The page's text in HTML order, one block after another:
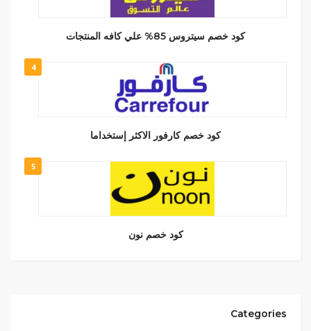
كود خصم سيتروس 85% علي كافه المنتجات
4
كود خصم كارفور الاكثر إستخداما
5
كود خصم نون
Categories